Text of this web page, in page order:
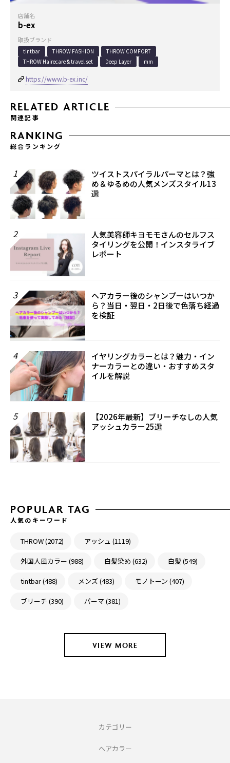
店舗名
b-ex
取扱ブランド
tintbar THROW FASHION
THROW COMFORT
THROW Hairecare & travel set
Deep Layer mm
https://www.b-ex.inc/
RELATED ARTICLE
関連記事
RANKING
総合ランキング
1
ツイストスパイラルパーマとは？強
め＆ゆるめの人気メンズスタイル13
選
2
人気美容師キヨモモさんのセルフス
タイリングを公開！インスタライブ
レポート
3
ヘアカラー後のシャンプーはいつか
ら？当日・翌日・2日後で色落ち経過
を検証
4
イヤリングカラーとは？魅力・イン
ナーカラーとの違い・おすすめスタ
イルを解説
5
【2026年最新】ブリーチなしの人気
アッシュカラー25選
POPULAR TAG
人気のキーワード
THROW (2072) アッシュ (1119)
外国人風カラー (988) 白髪染め (632) 白髪 (549)
tintbar (488) メンズ (483) モノトーン (407)
ブリーチ (390) パーマ (381)
VIEW MORE
カテゴリー
ヘアカラー